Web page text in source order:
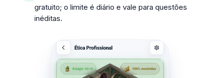
gratuito; o limite é diário e vale para questões
inéditas.